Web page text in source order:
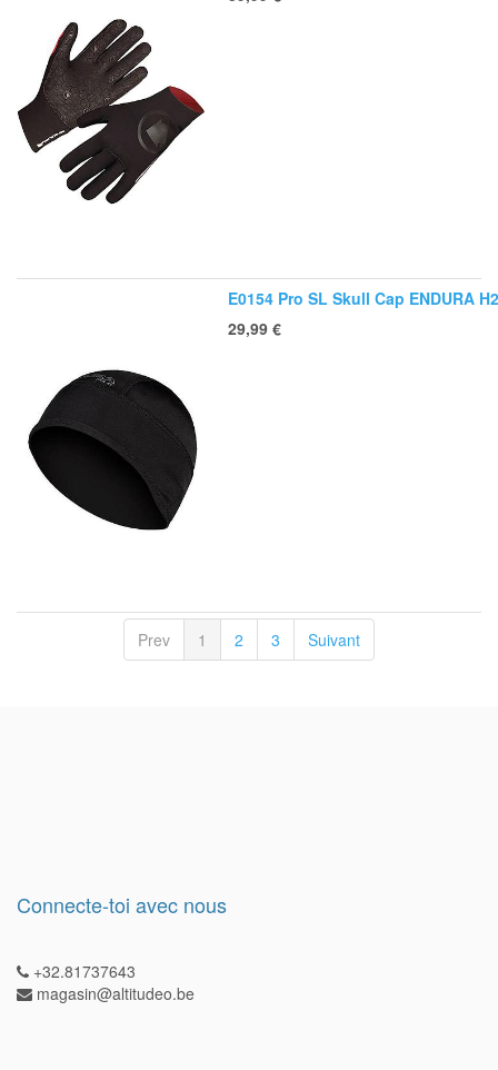
E0154 Pro SL Skull Cap ENDURA
29,99 €
Prev 1 2 3 Suivant
Connecte-toi avec nous
+32.81737643
magasin@altitudeo.be